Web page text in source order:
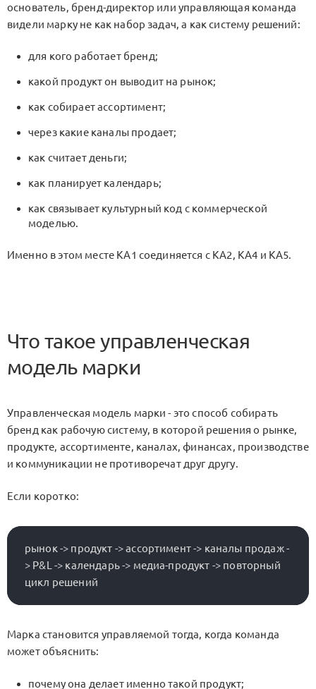
основатель, бренд-директор или управляющая команда
видели марку не как набор задач, а как систему решений:
для кого работает бренд;
какой продукт он выводит на рынок;
как собирает ассортимент;
через какие каналы продает;
как считает деньги;
как планирует календарь;
как связывает культурный код с коммерческой
моделью.
Именно в этом месте KA1 соединяется с KA2, KA4 и KA5.
Что такое управленческая
модель марки
Управленческая модель марки - это способ собирать
бренд как рабочую систему, в которой решения о рынке,
продукте, ассортименте, каналах, финансах, производстве
и коммуникации не противоречат друг другу.
Если коротко:
рынок -> продукт -> ассортимент -> каналы продаж -
> P&L -> календарь -> медиа-продукт -> повторный
Марка становится управляемой тогда, когда команда
может объяснить:
почему она делает именно такой продукт;